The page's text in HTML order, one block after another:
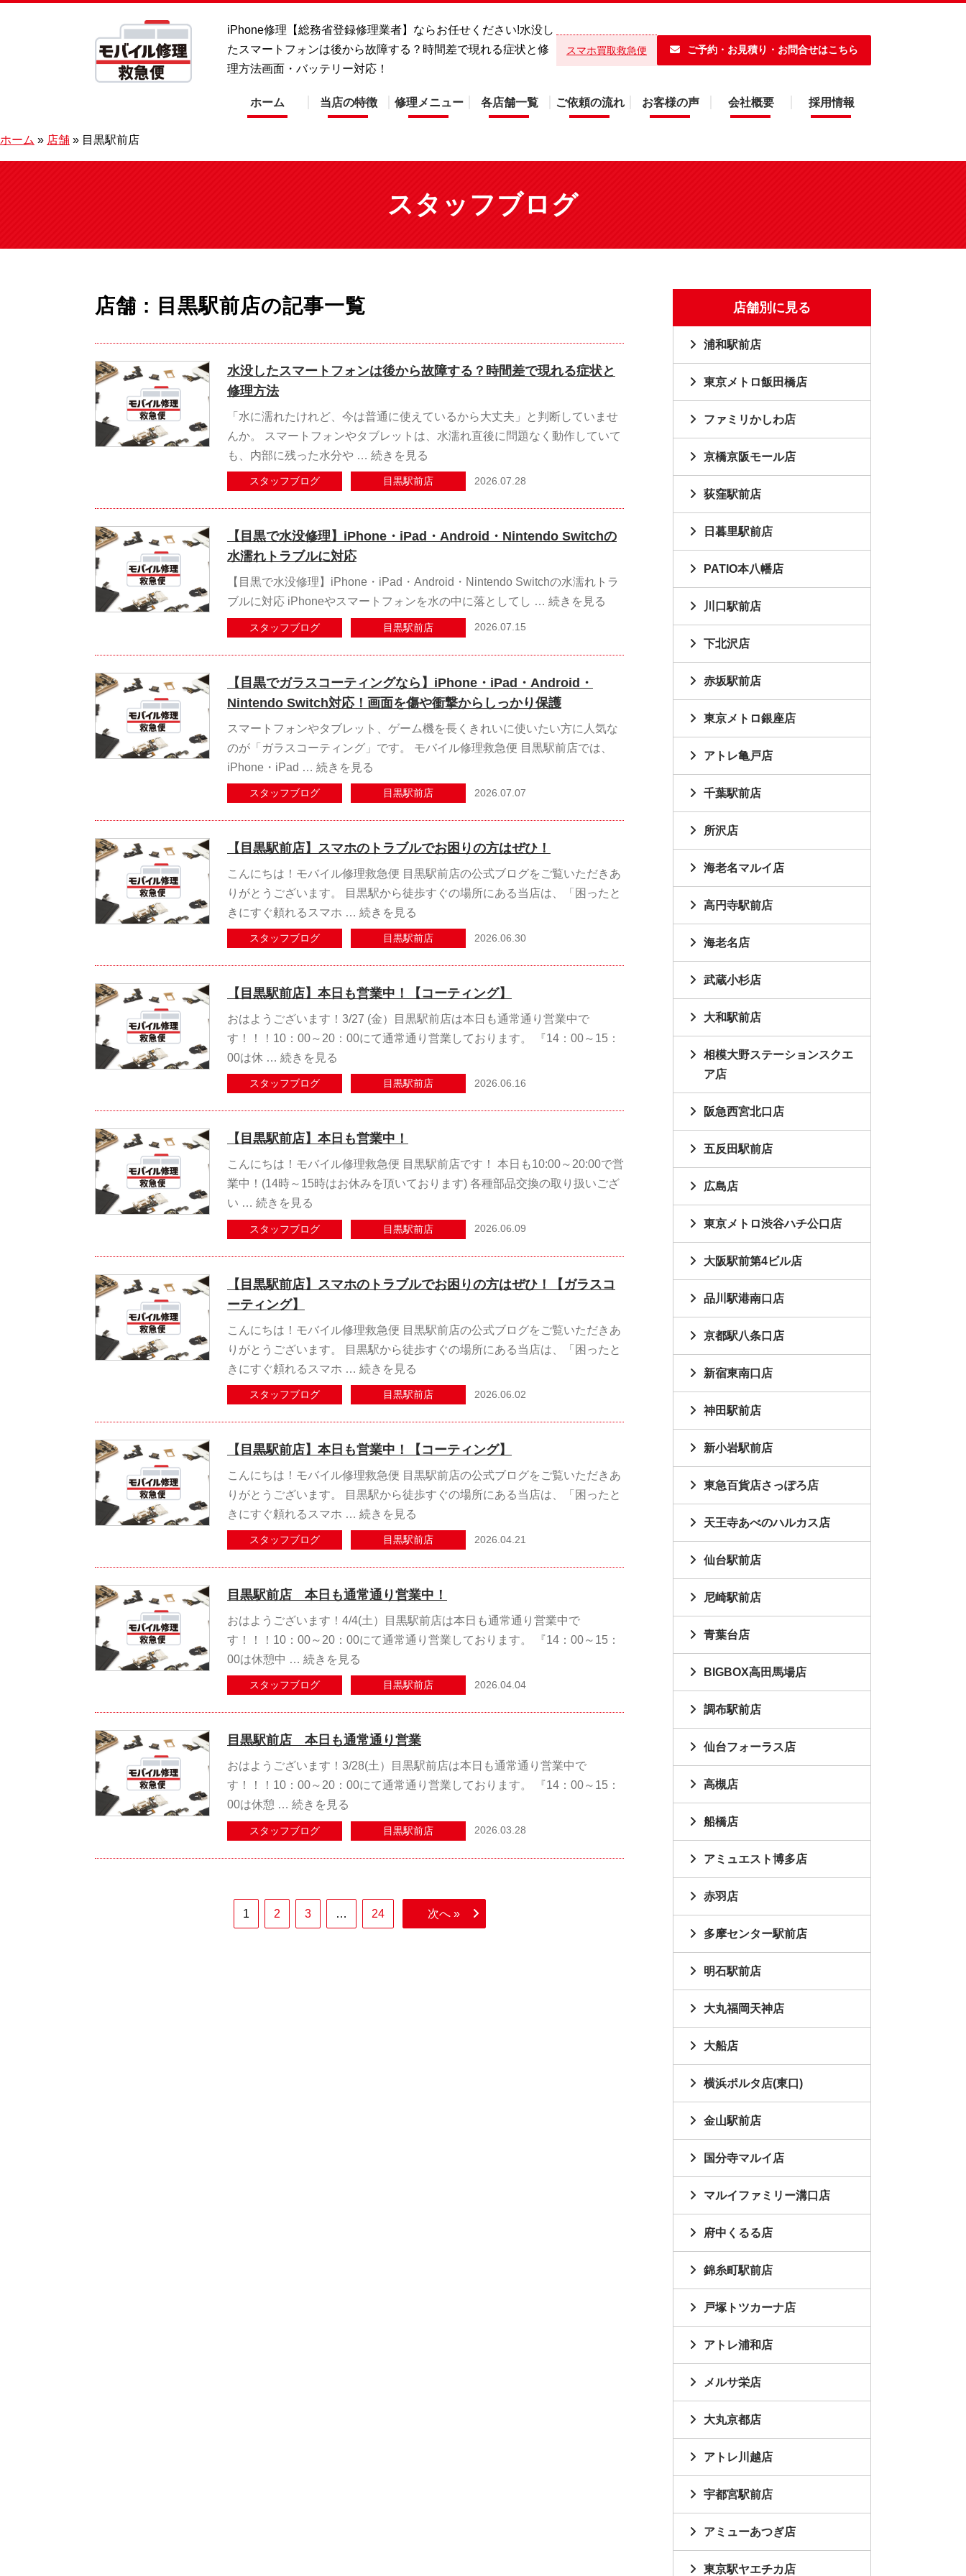
iPhone修理【総務省登録修理業者】ならお任せください!水没し
たスマートフォンは後から故障する？時間差で現れる症状と修
理方法画面・バッテリー対応！
スマホ買取救急便 ご予約・お見積り・お問合せはこちら
ホーム 当店の特徴 修理メニュー 各店舗一覧 ご依頼の流れ お客様の声 会社概要 採用情報
ホーム » 店舗 » 目黒駅前店
スタッフブログ
店舗 : 目黒駅前店の記事一覧
水没したスマートフォンは後から故障する？時間差で現れる症状と
修理方法
「水に濡れたけれど、今は普通に使えているから大丈夫」と判断していませ
んか。 スマートフォンやタブレットは、水濡れ直後に問題なく動作していて
も、内部に残った水分や … 続きを見る
スタッフブログ 目黒駅前店 2026.07.28
【目黒で水没修理】iPhone・iPad・Android・Nintendo Switchの
水濡れトラブルに対応
【目黒で水没修理】iPhone・iPad・Android・Nintendo Switchの水濡れトラ
ブルに対応 iPhoneやスマートフォンを水の中に落としてし … 続きを見る
スタッフブログ 目黒駅前店 2026.07.15
【目黒でガラスコーティングなら】iPhone・iPad・Android・
Nintendo Switch対応！画面を傷や衝撃からしっかり保護
スマートフォンやタブレット、ゲーム機を長くきれいに使いたい方に人気な
のが「ガラスコーティング」です。 モバイル修理救急便 目黒駅前店では、
iPhone・iPad … 続きを見る
スタッフブログ 目黒駅前店 2026.07.07
【目黒駅前店】スマホのトラブルでお困りの方はぜひ！
こんにちは！モバイル修理救急便 目黒駅前店の公式ブログをご覧いただきあ
りがとうございます。 目黒駅から徒歩すぐの場所にある当店は、「困ったと
きにすぐ頼れるスマホ … 続きを見る
スタッフブログ 目黒駅前店 2026.06.30
【目黒駅前店】本日も営業中！【コーティング】
おはようございます！3/27 (金）目黒駅前店は本日も通常通り営業中で
す！！！10：00～20：00にて通常通り営業しております。 『14：00～15：
00は休 … 続きを見る
スタッフブログ 目黒駅前店 2026.06.16
【目黒駅前店】本日も営業中！
こんにちは！モバイル修理救急便 目黒駅前店です！ 本日も10:00～20:00で営
業中！(14時～15時はお休みを頂いております) 各種部品交換の取り扱いござ
い … 続きを見る
スタッフブログ 目黒駅前店 2026.06.09
【目黒駅前店】スマホのトラブルでお困りの方はぜひ！【ガラスコ
ーティング】
こんにちは！モバイル修理救急便 目黒駅前店の公式ブログをご覧いただきあ
りがとうございます。 目黒駅から徒歩すぐの場所にある当店は、「困ったと
きにすぐ頼れるスマホ … 続きを見る
スタッフブログ 目黒駅前店 2026.06.02
【目黒駅前店】本日も営業中！【コーティング】
こんにちは！モバイル修理救急便 目黒駅前店の公式ブログをご覧いただきあ
りがとうございます。 目黒駅から徒歩すぐの場所にある当店は、「困ったと
きにすぐ頼れるスマホ … 続きを見る
スタッフブログ 目黒駅前店 2026.04.21
目黒駅前店 本日も通常通り営業中！
おはようございます！4/4(土）目黒駅前店は本日も通常通り営業中で
す！！！10：00～20：00にて通常通り営業しております。 『14：00～15：
00は休憩中 … 続きを見る
スタッフブログ 目黒駅前店 2026.04.04
目黒駅前店 本日も通常通り営業
おはようございます！3/28(土）目黒駅前店は本日も通常通り営業中で
す！！！10：00～20：00にて通常通り営業しております。 『14：00～15：
00は休憩 … 続きを見る
スタッフブログ 目黒駅前店 2026.03.28
1 2 3 … 24 次へ »
店舗別に見る
浦和駅前店
東京メトロ飯田橋店
ファミリかしわ店
京橋京阪モール店
荻窪駅前店
日暮里駅前店
PATIO本八幡店
川口駅前店
下北沢店
赤坂駅前店
東京メトロ銀座店
アトレ亀戸店
千葉駅前店
所沢店
海老名マルイ店
高円寺駅前店
海老名店
武蔵小杉店
大和駅前店
相模大野ステーションスクエ
ア店
阪急西宮北口店
五反田駅前店
広島店
東京メトロ渋谷ハチ公口店
大阪駅前第4ビル店
品川駅港南口店
京都駅八条口店
新宿東南口店
神田駅前店
新小岩駅前店
東急百貨店さっぽろ店
天王寺あべのハルカス店
仙台駅前店
尼崎駅前店
青葉台店
BIGBOX高田馬場店
調布駅前店
仙台フォーラス店
高槻店
船橋店
アミュエスト博多店
赤羽店
多摩センター駅前店
明石駅前店
大丸福岡天神店
大船店
横浜ポルタ店(東口)
金山駅前店
国分寺マルイ店
マルイファミリー溝口店
府中くるる店
錦糸町駅前店
戸塚トツカーナ店
アトレ浦和店
メルサ栄店
大丸京都店
アトレ川越店
宇都宮駅前店
アミューあつぎ店
東京駅ヤエチカ店